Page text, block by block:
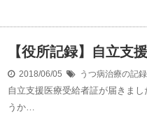
【役所記録】自立支
2018/06/05 うつ病治療の記録
自立支援医療受給者証が届きま
うか…